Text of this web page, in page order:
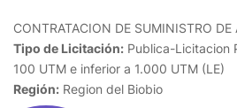
CONTRATACION DE SUMINISTRO DE
Tipo de Licitación: Publica-Licitacion
100 UTM e inferior a 1.000 UTM (LE)
Región: Region del Biobio